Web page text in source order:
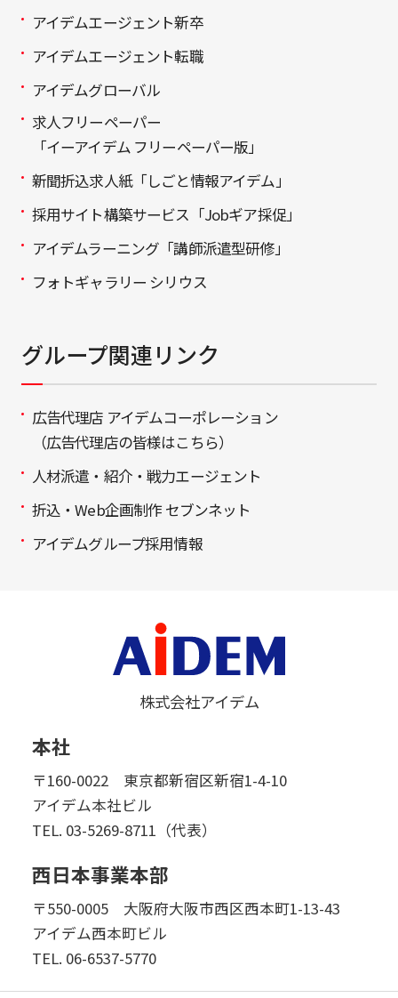
アイデムエージェント新卒
アイデムエージェント転職
アイデムグローバル
求人フリーペーパー
「イーアイデム フリーペーパー版」
新聞折込求人紙「しごと情報アイデム」
採用サイト構築サービス「Jobギア採促」
アイデムラーニング「講師派遣型研修」
フォトギャラリー シリウス
グループ関連リンク
広告代理店 アイデムコーポレーション
（広告代理店の皆様はこちら）
人材派遣・紹介・戦力エージェント
折込・Web企画制作 セブンネット
アイデムグループ採用情報
株式会社アイデム
本社
〒160-0022 東京都新宿区新宿1-4-10
アイデム本社ビル
TEL. 03-5269-8711（代表）
西日本事業本部
〒550-0005 大阪府大阪市西区西本町1-13-43
アイデム西本町ビル
TEL. 06-6537-5770